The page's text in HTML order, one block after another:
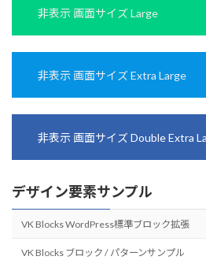
非表示 画面サイズ Large
非表示 画面サイズ Extra Large
非表示 画面サイズ Double Extra
デザイン要素サンプル
VK Blocks WordPress標準ブロック拡張
VK Blocks ブロック / パターンサンプル